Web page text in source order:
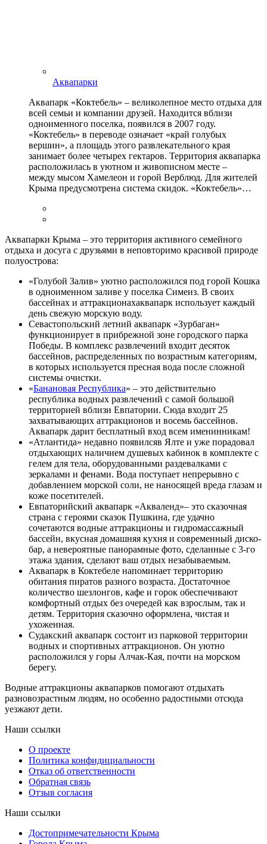
Аквапарки
Аквапарк «Коктебель» – великолепное место отдыха для
всей семьи и компании друзей. Находится вблизи
одноименного поселка, появился в 2007 году.
«Коктебель» в переводе означает «край голубых
вершин», а площадь этого развлекательного края
занимает более четырех гектаров. Территория аквапарка
расположилась в уютном и живописном месте –
между мысом Хамелеон и горой Верблюд. Для жителей
Крыма предусмотрена система скидок. «Коктебель»…
Аквапарки Крыма – это территория активного семейного
отдыха и досуга с друзьями в неповторимо красивой природе
полуострова:
«Голубой Залив» уютно расположился под горой Кошка
в одноименном заливе у поселка Симеиз. В своих
бассейнах и аттракционахаквапарк использует каждый
день свежую морскую воду.
Севастопольский летний аквапарк «Зурбаган»
функционирует в прибрежной зоне городского парка
Победы. В комплекс развлечений входит десяток
бассейнов, распределенных по возрастным категориям,
в которых используется пресная вода после сложной
системы очистки.
«Банановая Республика» – это действительно
республика водных развлечений с самой большой
территорией вблизи Евпатории. Сюда входит 25
захватывающих аттракционов и восемь бассейнов.
Аквапарк дарит бесплатный вход всем именинникам!
«Атлантида» недавно появилсяв Ялте и уже порадовал
отдыхающих наличием душевых кабинок в комплекте с
гелем для тела, оборудованными раздевалками с
зеркалами и фенами. Вода поступает непрерывно с
добавлением морской соли, не наносящей вреда глазам и
коже посетителей.
Евпаторийский аквапарк «Акваленд»– это сказочная
страна с героями сказок Пушкина, где удачно
сочетаются водные аттракционы и гидромассажный
бассейн, вкусная домашняя кухня и современный диско-
бар, а невероятные панорамные фото, сделанные с 3-го
этажа здания, сделают ваш отдых незабываемым.
Аквапарк в Коктебеле напоминает территорию
обитания пиратов разного возраста. Достаточное
количество шезлонгов, кафе и горок обеспечивают
комфортный отдых без очередей как взрослым, так и
детям. Территория сказочно оформлена, чистая и
ухоженная.
Судакский аквапарк состоит из парковой территории
водных и спортивных аттракционов. Он уютно
расположился у горы Алчак-Кая, почти на морском
берегу.
Водные аттракционы аквапарков помогают отдыхать
разновозрастным людям, но особенно радостными отсюда
уезжают дети.
Наши ссылки
О проекте
Политика конфидициальности
Отказ об ответственности
Обратная связь
Отзыв согласия
Наши ссылки
Достопримечательности Крыма